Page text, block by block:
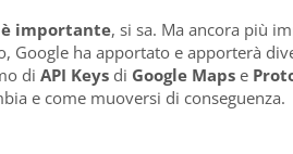
è importante, si sa. Ma ancora più
Google ha apportato e apporterà
di API Keys di Google Maps e
e come muoversi di conseguenza.